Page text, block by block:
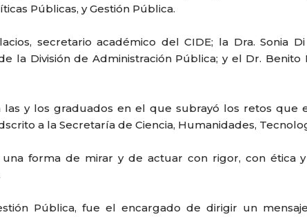
Públicas, y Gestión Pública.
secretario académico del CIDE; la Dra. Sonia
la División de Administración Pública; y el Dr.
las y los graduados en el que subrayó los retos
a la Secretaría de Ciencia, Humanidades,
forma de mirar y de actuar con rigor, con ética
Pública, fue el encargado de dirigir un